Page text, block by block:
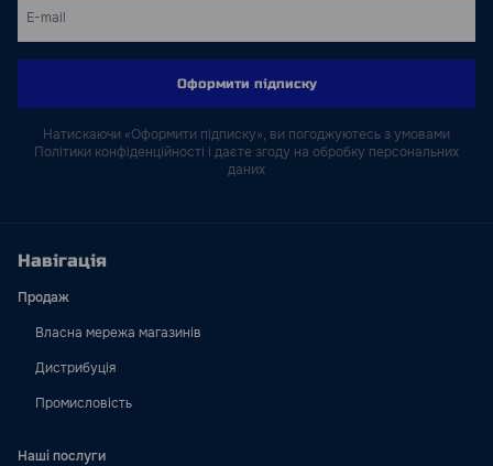
Оформити підписку
Натискаючи «Оформити підписку», ви погоджуютесь з умовами
Політики конфіденційності і даєте згоду на обробку персональних
даних
Навігація
Продаж
Власна мережа магазинів
Дистрибуція
Промисловість
Наші послуги